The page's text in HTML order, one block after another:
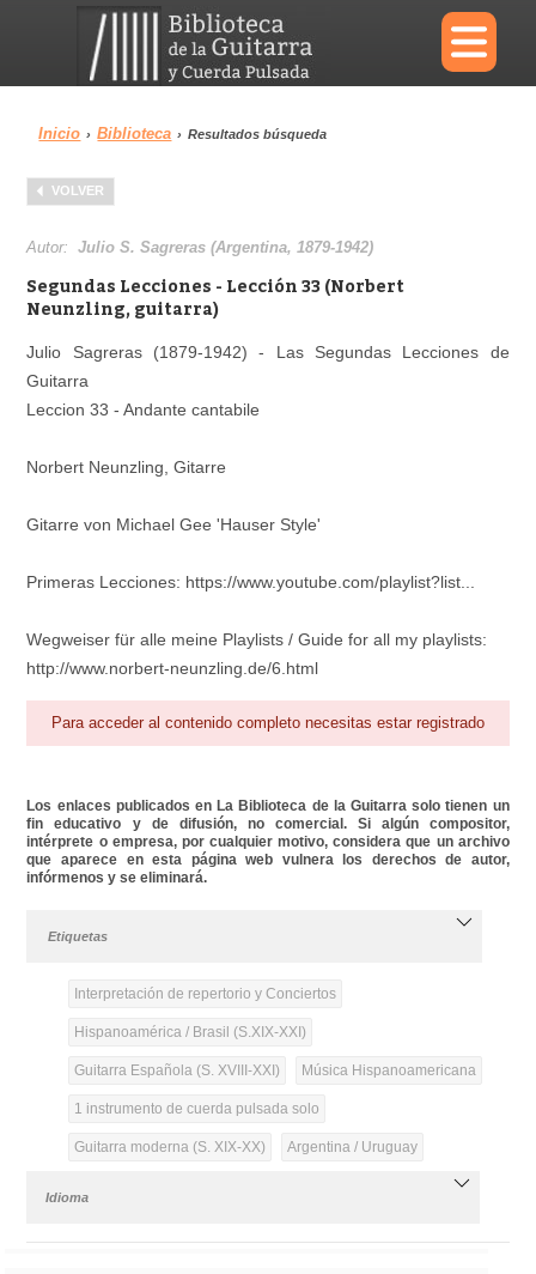
×
Menu
Biblioteca Diccionario
Área personal Reproductor
Inicio › Biblioteca › Resultados búsqueda
VOLVER
Autor:Julio S. Sagreras (Argentina, 1879-1942)
Segundas Lecciones - Lección 33 (Norbert
Neunzling, guitarra)
Julio Sagreras (1879-1942) - Las Segundas Lecciones de
Guitarra
Leccion 33 - Andante cantabile
Norbert Neunzling, Gitarre
Gitarre von Michael Gee 'Hauser Style'
Primeras Lecciones: https://www.youtube.com/playlist?list...
Wegweiser für alle meine Playlists / Guide for all my playlists:
http://www.norbert-neunzling.de/6.html
Para acceder al contenido completo necesitas estar registrado
Los enlaces publicados en La Biblioteca de la Guitarra solo tienen un
fin educativo y de difusión, no comercial. Si algún compositor,
intérprete o empresa, por cualquier motivo, considera que un archivo
que aparece en esta página web vulnera los derechos de autor,
infórmenos y se eliminará.
Etiquetas
Interpretación de repertorio y Conciertos
Hispanoamérica / Brasil (S.XIX-XXI)
Guitarra Española (S. XVIII-XXI) Música Hispanoamericana
1 instrumento de cuerda pulsada solo
Guitarra moderna (S. XIX-XX) Argentina / Uruguay
Idioma